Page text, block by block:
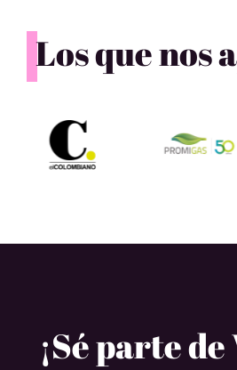
Los que nos
¡Sé parte